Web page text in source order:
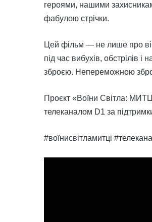
героями, нашими
фабулою стрічки.
Цей фільм — не лише про
під час вибухів, обстрілів
зброєю. Непереможною
Проєкт «Воїни Світла:
телеканалом D1 за
#воїнисвітламитці